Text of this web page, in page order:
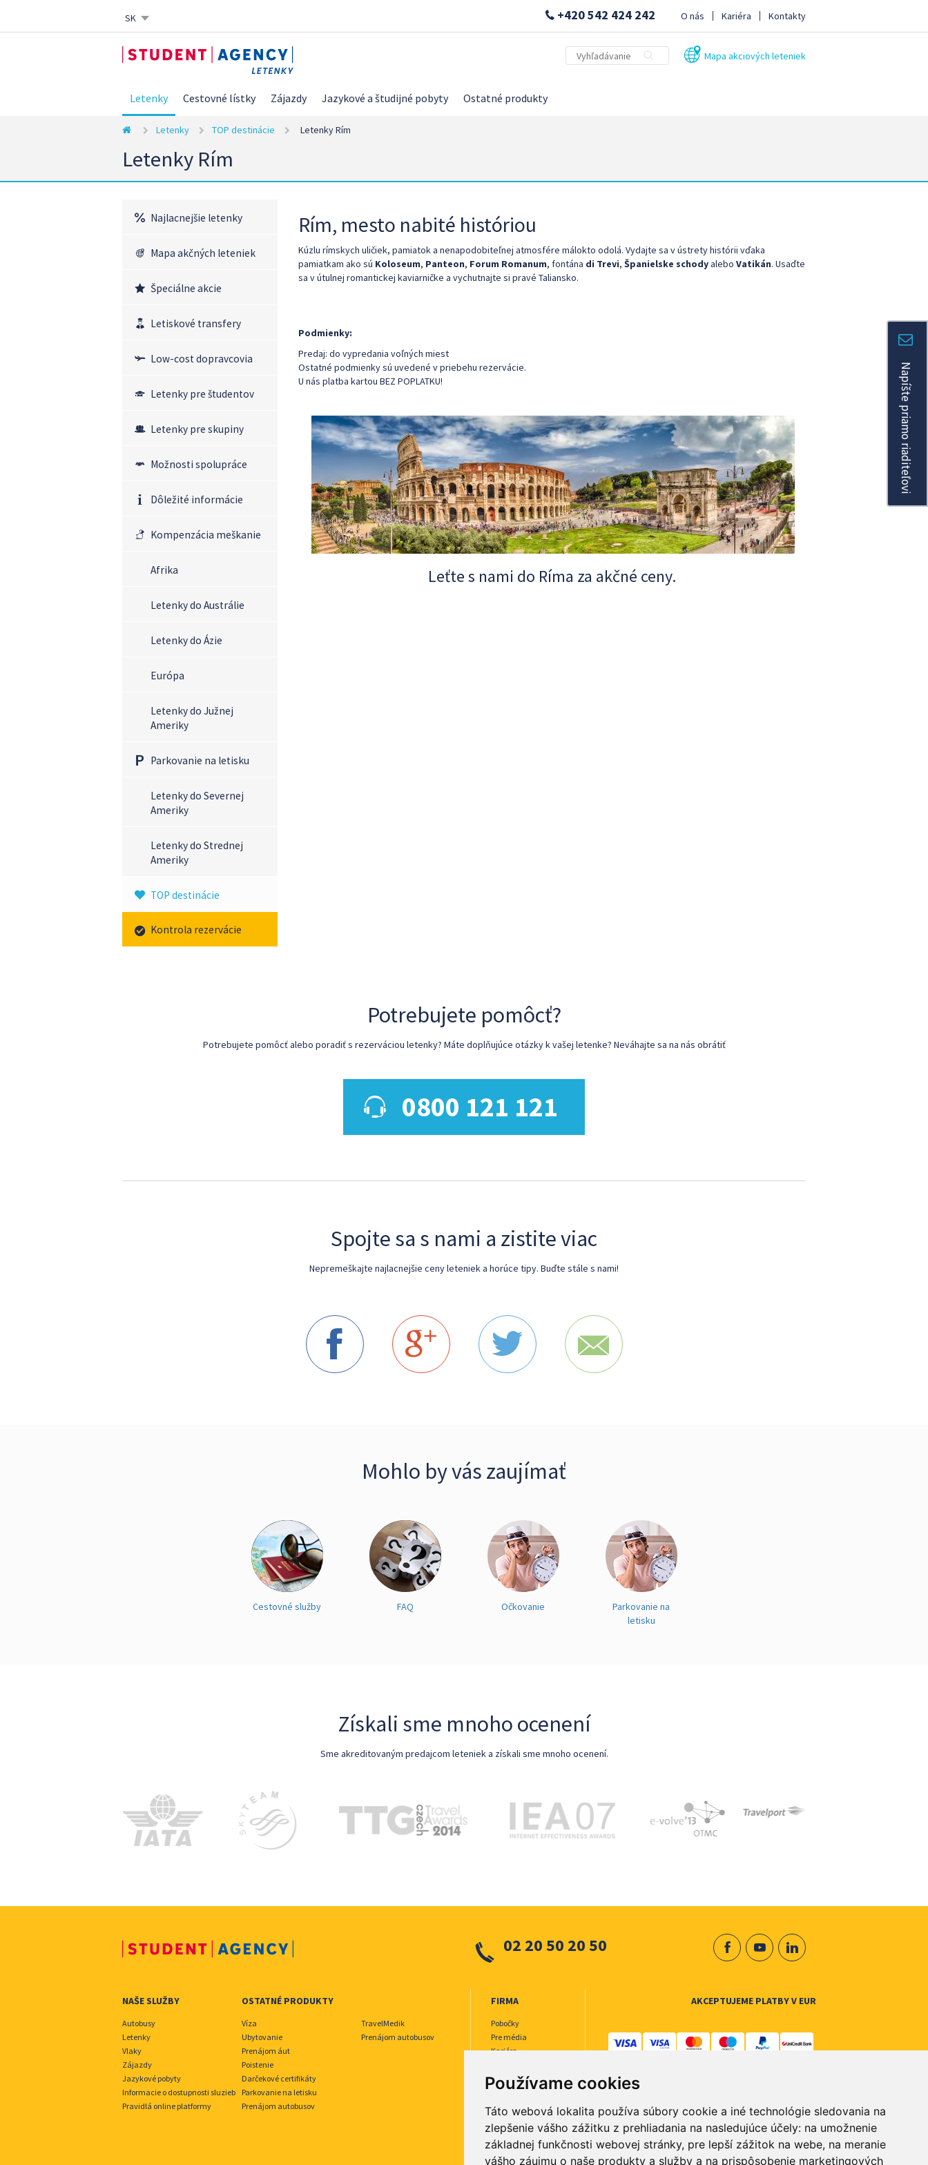
Používame cookies
Táto webová lokalita používa súbory cookie a iné technológie sledovania na
zlepšenie vášho zážitku z prehliadania na nasledujúce účely: na umožnenie
základnej funkčnosti webovej stránky, pre lepší zážitok na webe, na meranie
vášho záujmu o naše produkty a služby a na prispôsobenie marketingových
SK
CZ
EN
DE
+420 542 424 242 O nás Kariéra Kontakty
Mapa akciových leteniek
Letenky Cestovné lístky Zájazdy Jazykové a študijné pobyty Ostatné produkty
Letenky TOP destinácie Letenky Rím
Letenky Rím
Najlacnejšie letenky
Mapa akčných leteniek
Špeciálne akcie
Letiskové transfery
Low-cost dopravcovia
Letenky pre študentov
Letenky pre skupiny
Možnosti spolupráce
Dôležité informácie
Kompenzácia meškanie
Afrika
Letenky do Austrálie
Letenky do Ázie
Európa
Letenky do Južnej
Ameriky
Parkovanie na letisku
Letenky do Severnej
Ameriky
Letenky do Strednej
Ameriky
TOP destinácie
Kontrola rezervácie
Rím, mesto nabité históriou
Kúzlu rímskych uličiek, pamiatok a nenapodobiteľnej atmosfére málokto odolá. Vydajte sa v ústrety histórii vďaka
pamiatkam ako sú Koloseum, Panteon, Forum Romanum, fontána di Trevi, Španielske schodyalebo Vatikán. Usaďte
sa v útulnej romantickej kaviarničke a vychutnajte si pravé Taliansko.
Podmienky:
Predaj: do vypredania voľných miest
Ostatné podmienky sú uvedené v priebehu rezervácie.
U nás platba kartou BEZ POPLATKU!
Leťte s nami do Ríma za akčné ceny.
Potrebujete pomôcť?
Potrebujete pomôcť alebo poradiť s rezerváciou letenky? Máte doplňujúce otázky k vašej letenke? Neváhajte sa na nás obrátiť
0800 121 121
Spojte sa s nami a zistite viac
Nepremeškajte najlacnejšie ceny leteniek a horúce tipy. Buďte stále s nami!
Mohlo by vás zaujímať
Cestovné služby FAQ Očkovanie
Parkovanie na
letisku
Získali sme mnoho ocenení
Sme akreditovaným predajcom leteniek a získali sme mnoho ocenení.
02 20 50 20 50
NAŠE SLUŽBY OSTATNÉ PRODUKTY
Autobusy
Letenky
Vlaky
Zájazdy
Jazykové pobyty
Informacie o dostupnosti sluzieb
Pravidlá online platformy
Víza
Ubytovanie
Prenájom áut
Poistenie
Darčekové certifikáty
Parkovanie na letisku
Prenájom autobusov
TravelMedik
Prenájom autobusov
FIRMA
Pobočky
Pre média
Kariéra
Inzerujte u nás
AKCEPTUJEME PLATBY V EUR
Napíšte priamo riaditeľovi